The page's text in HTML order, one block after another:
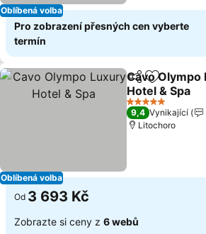
Oblíbená volba
Pro zobrazení přesných cen vyberte
termín
Oblíbená volba
SdíletPřidat na
Cavo Olympo
Hotel & Spa
5 Počet hvězdiček
9,4 Vynikající
Litochoro
Od 3 693 Kč
Zobrazte si ceny z 6 webů